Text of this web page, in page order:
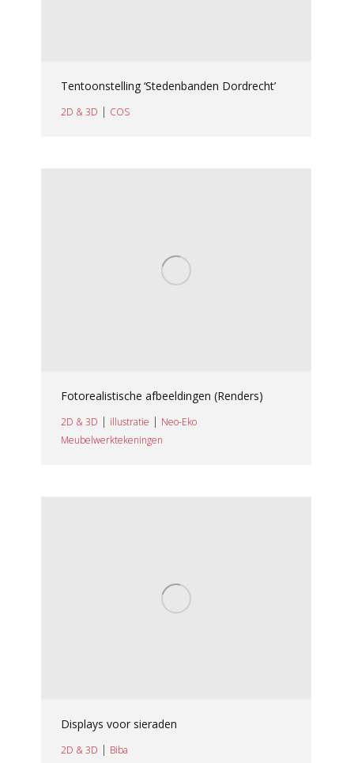
Tentoonstelling ‘Stedenbanden Dordrecht’
2D & 3D | COS
Fotorealistische afbeeldingen (Renders)
2D & 3D | illustratie | Neo-Eko
Meubelwerktekeningen
Displays voor sieraden
2D & 3D | Biba